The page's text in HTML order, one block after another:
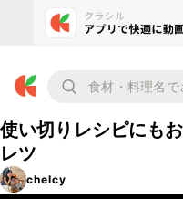
使い切りレシピにも
レツ
chelcy